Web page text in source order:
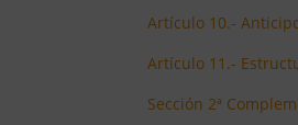
Artículo 10.-
Artículo 11.-
Sección 2ª